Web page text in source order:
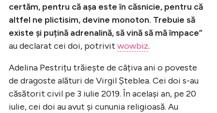
certăm, pentru că așa este în căsnicie, pentru că
altfel ne plictisim, devine monoton. Trebuie să
existe și puțină adrenalină, să vină să mă împace”
au declarat cei doi, potrivit wowbiz.
Adelina Pestrițu trăiește de câțiva ani o poveste
de dragoste alături de Virgil Șteblea. Cei doi s-au
căsătorit civil pe 3 iulie 2019. În același an, pe 20
iulie, cei doi au avut și cununia religioasă. Au